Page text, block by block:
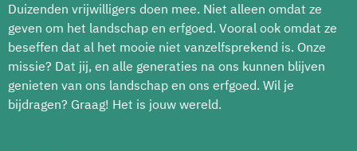
Duizenden vrijwilligers doen mee. Niet alleen omdat ze
geven om het landschap en erfgoed. Vooral ook omdat ze
beseffen dat al het mooie niet vanzelfsprekend is. Onze
missie? Dat jij, en alle generaties na ons kunnen blijven
genieten van ons landschap en ons erfgoed. Wil je
bijdragen? Graag! Het is jouw wereld.